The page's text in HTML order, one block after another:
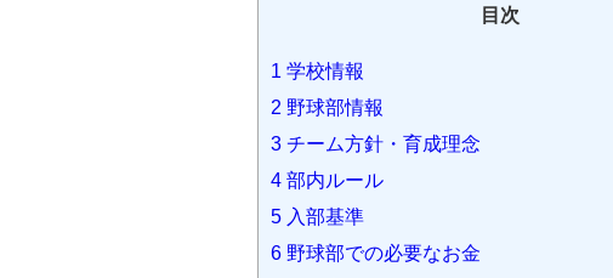
目次
1 学校情報
2 野球部情報
3 チーム方針・育成理念
4 部内ルール
5 入部基準
6 野球部での必要なお金